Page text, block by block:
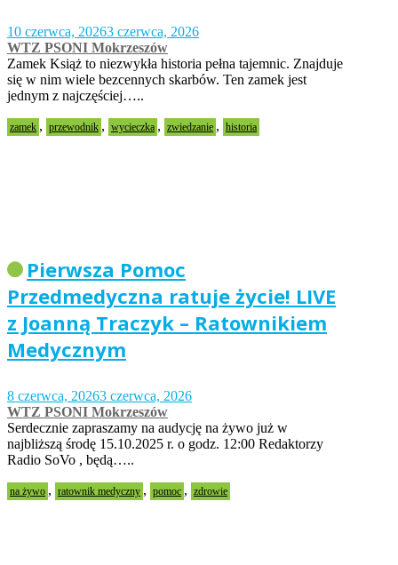
10 czerwca, 20263 czerwca, 2026
WTZ PSONI Mokrzeszów
Zamek Książ to niezwykła historia pełna tajemnic. Znajduje
się w nim wiele bezcennych skarbów. Ten zamek jest
jednym z najczęściej…..
zamek , przewodnik , wycieczka , zwiedzanie , historia
Pierwsza Pomoc
Przedmedyczna ratuje życie! LIVE
z Joanną Traczyk – Ratownikiem
Medycznym
8 czerwca, 20263 czerwca, 2026
WTZ PSONI Mokrzeszów
Serdecznie zapraszamy na audycję na żywo już w
najbliższą środę 15.10.2025 r. o godz. 12:00 Redaktorzy
Radio SoVo , będą…..
na żywo , ratownik medyczny , pomoc , zdrowie